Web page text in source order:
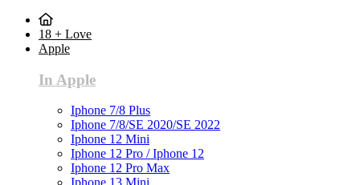
18 + Love
Apple
In Apple
Iphone 7/8 Plus
Iphone 7/8/SE 2020/SE 2022
Iphone 12 Mini
Iphone 12 Pro / Iphone 12
Iphone 12 Pro Max